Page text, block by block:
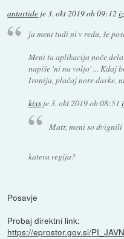
antartide je3. okt 2019 ob 09:12
ja meni tudi ni v redu, še
Meni ta aplikacija noče
napiše 'ni na voljo' ... Kdaj
Ironija, plačaj nore davke,
kixsje3. okt 2019 ob 08:51
Matr, meni so dvignili
katera regija?
Posavje
Probaj direktni link:
https://eprostor.gov.si/